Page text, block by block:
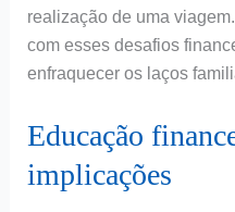
realização de uma
com esses desafios
enfraquecer os laços
Educação
implicações